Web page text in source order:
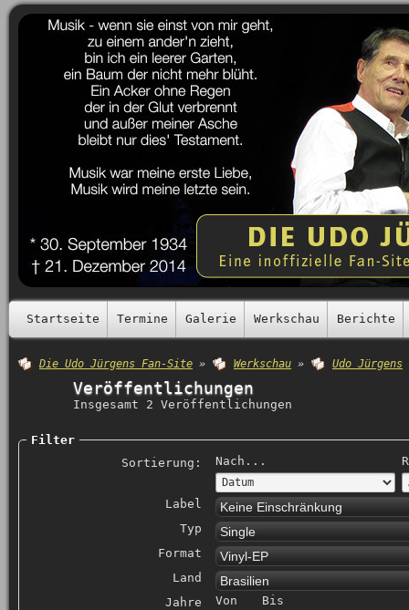
Startseite Termine Galerie Werkschau Berichte
Die Udo Jürgens Fan-Site » Werkschau » Udo Jürgens
Veröffentlichungen
Insgesamt 2 Veröffentlichungen
Filter
Sortierung:
Nach...
Label Keine Einschränkung
Typ Single
Format Vinyl-EP
Land Brasilien
Jahre Von Bis